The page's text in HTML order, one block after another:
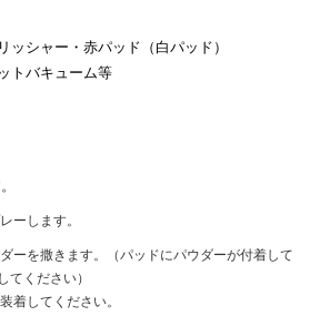
ッシャー・赤パッド（白パッド）
トバキューム等
ーします。
ーを撒きます。（パッドにパウダーが付着して
てください）
着してください。